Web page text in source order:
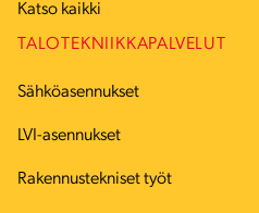
Katso kaikki
TALOTEKNIIKKAPALVELUT
Sähköasennukset
LVI-asennukset
Rakennustekniset työt